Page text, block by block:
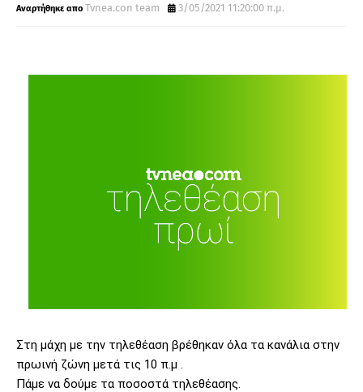
Tvnea.con team 3/05/2021 11:20:00 π.μ.
Στη μάχη με την τηλεθέαση βρέθηκαν όλα τα κανάλια στην
πρωινή ζώνη μετά τις 10 π.μ .
Πάμε να δούμε τα ποσοστά τηλεθέασης.